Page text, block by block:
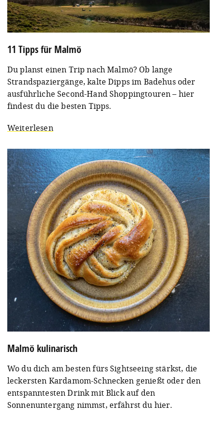
11 Tipps für Malmö
Du planst einen Trip nach Malmö? Ob lange
Strandspaziergänge, kalte Dipps im Badehus oder
ausführliche Second-Hand Shoppingtouren – hier
findest du die besten Tipps.
Weiterlesen
Malmö kulinarisch
Wo du dich am besten fürs Sightseeing stärkst, die
leckersten Kardamom-Schnecken genießt oder den
entspanntesten Drink mit Blick auf den
Sonnenuntergang nimmst, erfährst du hier.